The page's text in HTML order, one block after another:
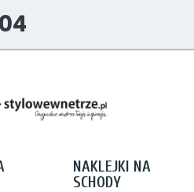
NAKLEJKI NA
SCHODY